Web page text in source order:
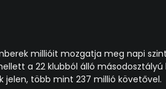
millióit mozgatja meg napi
a 22 klubból álló
jelen, több mint 237 millió követővel.